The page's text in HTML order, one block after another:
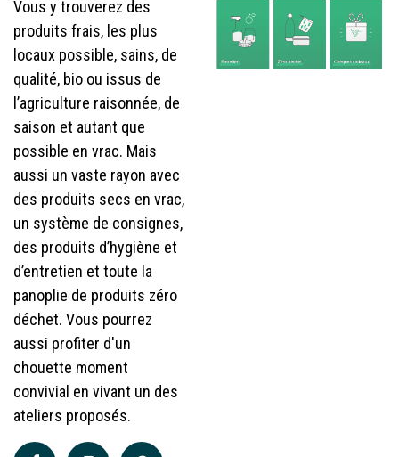
Vous y trouverez des
produits frais, les plus
locaux possible, sains, de
qualité, bio ou issus de
l’agriculture raisonnée, de
saison et autant que
possible en vrac. Mais
aussi un vaste rayon avec
des produits secs en vrac,
un système de consignes,
des produits d’hygiène et
d’entretien et toute la
panoplie de produits zéro
déchet. Vous pourrez
aussi profiter d'un
chouette moment
convivial en vivant un des
ateliers proposés.